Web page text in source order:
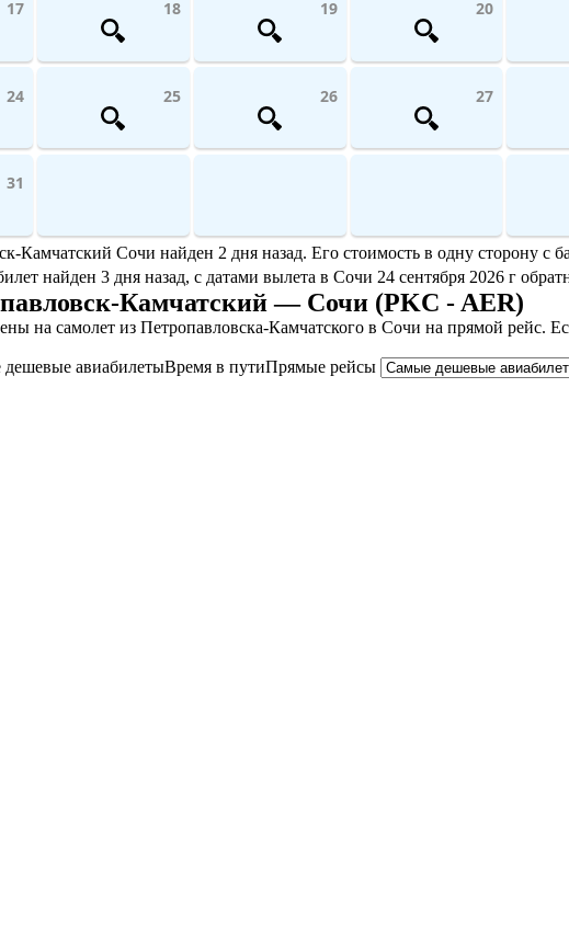
17 18 19 20
24 25 26 27
31
Камчатский Сочи найден 2 дня назад. Его стоимость в одну сторону с
найден 3 дня назад, с датами вылета в Сочи 24 сентября 2026 г
Камчатский — Сочи (PKC - AER)
на самолет из Петропавловска-Камчатского в Сочи на прямой рейс.
авиабилетыВремя в путиПрямые рейсы